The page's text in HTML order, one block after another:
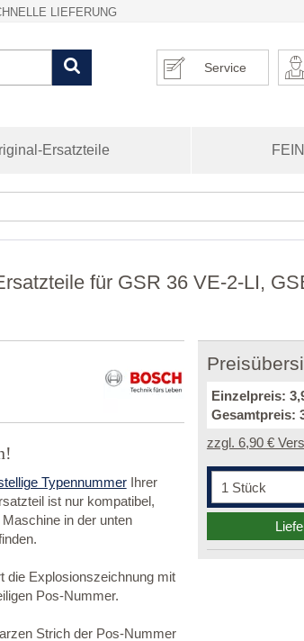
LIEFERUNG
Service
Ersatzteile
für GSR 36 VE-2-LI,
TypennummerIhrer
ist nur kompatibel,
in der unten
die Explosionszeichnung mit
Pos-Nummer.
Strich der Pos-Nummer
Einzelpreis:
Gesamtpreis:
zzgl. 6,90 €